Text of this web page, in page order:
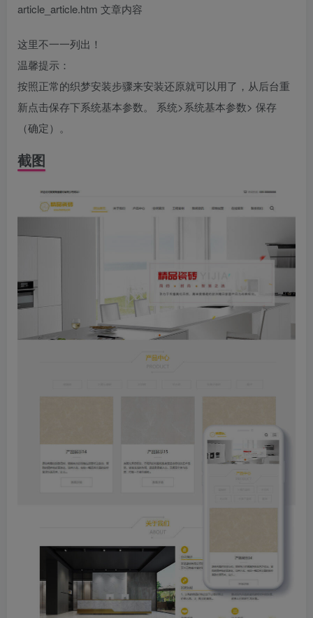
article_article.htm 文章内容
这里不一一列出！
温馨提示：
按照正常的织梦安装步骤来安装还原就可以用了，从后台重
新点击保存下系统基本参数。 系统>系统基本参数> 保存
（确定）。
截图